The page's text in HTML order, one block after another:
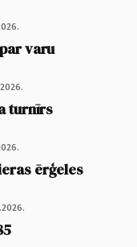
varu
turnīrs
ērģeles